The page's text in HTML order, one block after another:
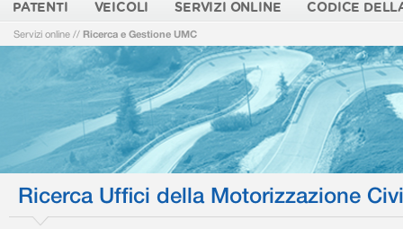
PATENTI VEICOLI SERVIZI ONLINE CODICE
Servizi online // Ricerca e Gestione UMC
Ricerca Uffici della Motorizzazione